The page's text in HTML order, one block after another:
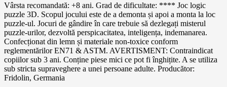
Vârsta recomandată: +8 ani. Grad de dificultate: **** Joc logic
puzzle 3D. Scopul jocului este de a demonta și apoi a monta la loc
puzzle-ul. Jocuri de gândire în care trebuie să dezlegați misterul
puzzle-urilor, dezvoltă perspicacitatea, inteligența, indemanarea.
Confecționat din lemn și materiale non-toxice conform
reglementărilor EN71 & ASTM. AVERTISMENT: Contraindicat
copiilor sub 3 ani. Conține piese mici ce pot fi înghițite. A se utiliza
sub stricta supraveghere a unei persoane adulte. Producător:
Fridolin, Germania